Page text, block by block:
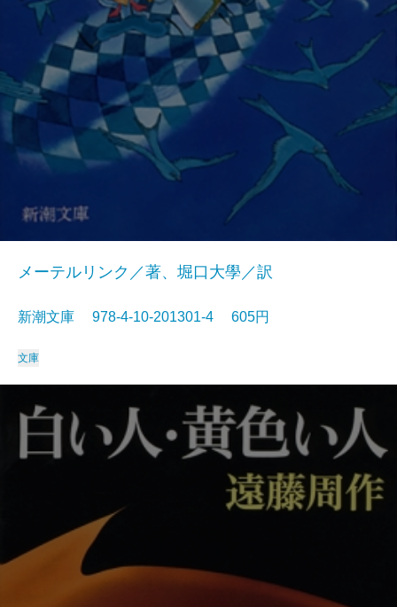
メーテルリンク／著、堀口大學／訳
新潮文庫 978-4-10-201301-4 605円
文庫